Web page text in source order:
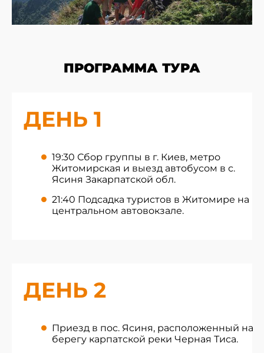
ПРОГРАММА ТУРА
ДЕНЬ 1
19:30 Сбор группы в г. Киев, метро
Житомирская и выезд автобусом в с.
Ясиня Закарпатской обл.
21:40 Подсадка туристов в Житомире на
центральном автовокзале.
ДЕНЬ 2
Приезд в пос. Ясиня, расположенный на
берегу карпатской реки Черная Тиса.